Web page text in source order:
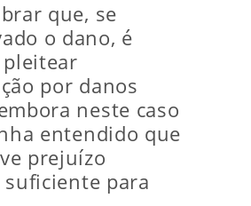
que, se
o dano, é
por danos
neste caso
entendido que
prejuízo
para